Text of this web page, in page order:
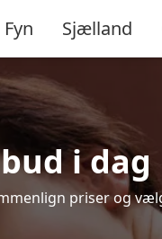
Fyn Sjælland
i dag
priser og